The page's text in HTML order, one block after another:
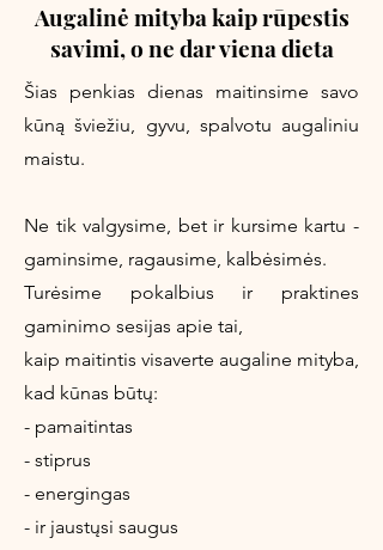
Augalinė mityba kaip rūpestis
savimi, o ne dar viena dieta
Šias penkias dienas maitinsime savo
kūną šviežiu, gyvu, spalvotu augaliniu
maistu.
Ne tik valgysime, bet ir kursime kartu -
gaminsime, ragausime, kalbėsimės.
Turėsime pokalbius ir praktines
gaminimo sesijas apie tai,
kaip maitintis visaverte augaline mityba,
kad kūnas būtų:
- pamaitintas
- stiprus
- energingas
- ir jaustųsi saugus